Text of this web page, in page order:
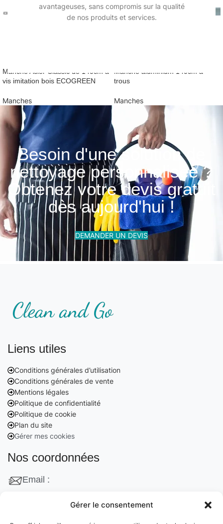
avantageuses, sans compromis sur la qualité
de nos produits et services.
Gérer le consentement
Manche Acier Classic de 140cm à
vis imitation bois ECOGREEN
Manches
Manche aluminium 140cm à
trous
Manches
Besoin d'une solution de
nettoyage personnalisée ?
Obtenez votre devis gratuit
dès aujourd'hui !
DEMANDER UN DEVIS
Liens utiles
Conditions générales d’utilisation
Conditions générales de vente
Mentions légales
Politique de confidentialité
Politique de cookie
Plan du site
Gérer mes cookies
Nos coordonnées
Email :